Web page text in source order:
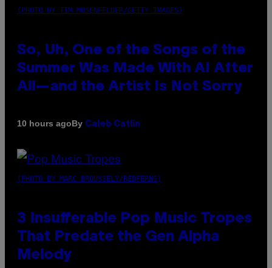
(PHOTO BY TIM MOSENFELDER/GETTY IMAGES)
So, Uh, One of the Songs of the
Summer Was Made With AI After
All—and the Artist Is Not Sorry
10 hours agoBy Caleb Catlin
(PHOTO BY MARC BROUSSELY/REDFERNS)
3 Insufferable Pop Music Tropes
That Predate the Gen Alpha
Melody